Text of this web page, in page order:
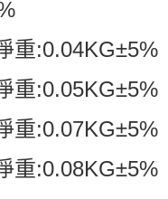
重:0.04KG±5%
重:0.05KG±5%
重:0.07KG±5%
重:0.08KG±5%